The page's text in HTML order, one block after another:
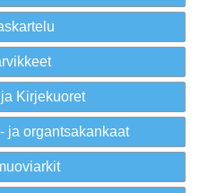
Kirjekuoret
ja organtsakankaat